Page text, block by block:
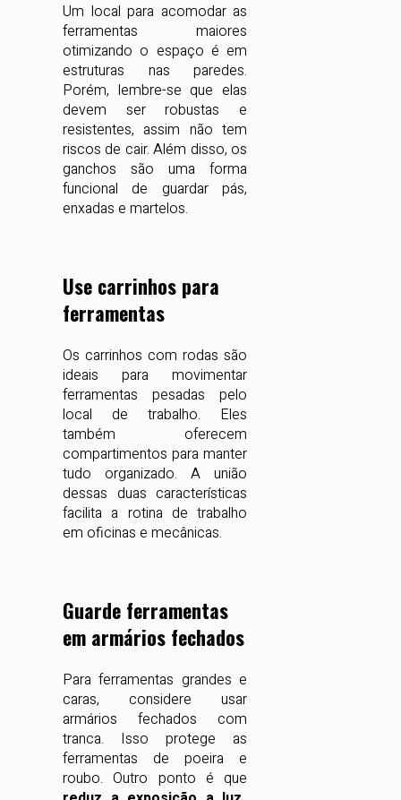
Um local para acomodar as
ferramentas maiores
otimizando o espaço é em
estruturas nas paredes.
Porém, lembre-se que elas
devem ser robustas e
resistentes, assim não tem
riscos de cair. Além disso, os
ganchos são uma forma
funcional de guardar pás,
enxadas e martelos.
Use carrinhos para
ferramentas
Os carrinhos com rodas são
ideais para movimentar
ferramentas pesadas pelo
local de trabalho. Eles
também oferecem
compartimentos para manter
tudo organizado. A união
dessas duas características
facilita a rotina de trabalho
em oficinas e mecânicas.
Guarde ferramentas
em armários fechados
Para ferramentas grandes e
caras, considere usar
armários fechados com
tranca. Isso protege as
ferramentas de poeira e
roubo. Outro ponto é que